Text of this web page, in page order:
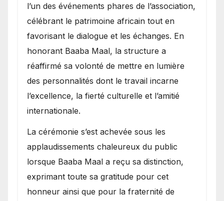
l’un des événements phares de l’association,
célébrant le patrimoine africain tout en
favorisant le dialogue et les échanges. En
honorant Baaba Maal, la structure a
réaffirmé sa volonté de mettre en lumière
des personnalités dont le travail incarne
l’excellence, la fierté culturelle et l’amitié
internationale.
​La cérémonie s’est achevée sous les
applaudissements chaleureux du public
lorsque Baaba Maal a reçu sa distinction,
exprimant toute sa gratitude pour cet
honneur ainsi que pour la fraternité de